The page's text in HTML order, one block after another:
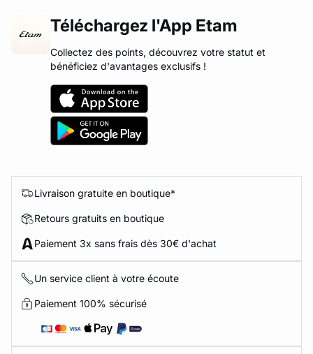
Téléchargez l'App Etam
Collectez des points, découvrez votre statut et
bénéficiez d'avantages exclusifs !
Livraison gratuite en boutique*
Retours gratuits en boutique
Paiement 3x sans frais dès 30€ d'achat
Un service client à votre écoute
Paiement 100% sécurisé